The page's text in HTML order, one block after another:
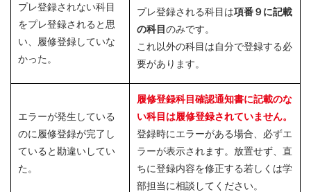
プレ登録されない科目
をプレ登録されると思
い、履修登録していな
かった。
プレ登録される科目は項番９に記載
の科目のみです。
これ以外の科目は自分で登録する必
要があります。
エラーが発生している
のに履修登録が完了し
ていると勘違いしてい
た。
履修登録科目確認通知書に記載のな
い科目は履修登録されていません。
登録時にエラーがある場合、必ずエ
ラーが表示されます。放置せず、直
ちに登録内容を修正する若しくは学
部担当に相談してください。